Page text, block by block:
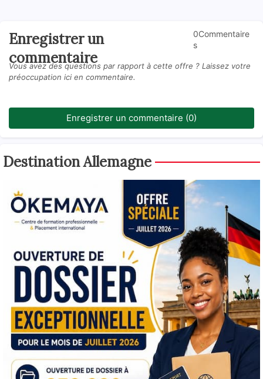
Enregistrer un
commentaire
0Commentaire
s
Vous avez des questions par rapport à cette offre ? Laissez votre
préoccupation ici en commentaire.
Enregistrer un commentaire (0)
Destination Allemagne